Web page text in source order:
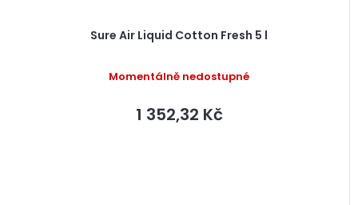
Sure Air Liquid Cotton Fresh 5 l
Momentálně nedostupné
1 352,32 Kč